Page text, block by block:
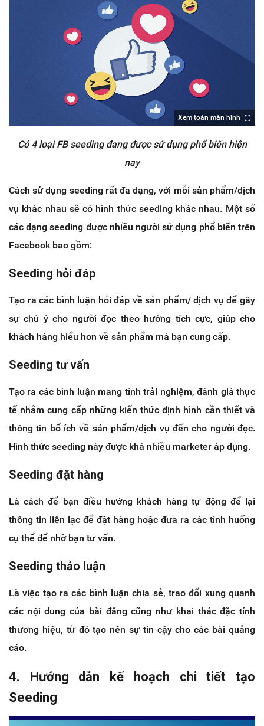
Xem toàn màn hình
Có 4 loại FB seeding đang được sử dụng phổ biến hiện
nay
Cách sử dụng seeding rất đa dạng, với mỗi sản phẩm/dịch
vụ khác nhau sẽ có hình thức seeding khác nhau. Một số
các dạng seeding được nhiều người sử dụng phổ biến trên
Facebook bao gồm:
Seeding hỏi đáp
Tạo ra các bình luận hỏi đáp về sản phẩm/ dịch vụ để gây
sự chú ý cho người đọc theo hướng tích cực, giúp cho
khách hàng hiểu hơn về sản phẩm mà bạn cung cấp.
Seeding tư vấn
Tạo ra các bình luận mang tính trải nghiệm, đánh giá thực
tế nhằm cung cấp những kiến thức định hình cần thiết và
thông tin bổ ích về sản phẩm/dịch vụ đến cho người đọc.
Hình thức seeding này được khá nhiều marketer áp dụng.
Seeding đặt hàng
Là cách để bạn điều hướng khách hàng tự động để lại
thông tin liên lạc để đặt hàng hoặc đưa ra các tình huống
cụ thể để nhờ bạn tư vấn.
Seeding thảo luận
Là việc tạo ra các bình luận chia sẻ, trao đổi xung quanh
các nội dung của bài đăng cũng như khai thác đặc tính
thương hiệu, từ đó tạo nên sự tin cậy cho các bài quảng
cáo.
4. Hướng dẫn kế hoạch chi tiết tạo
Seeding